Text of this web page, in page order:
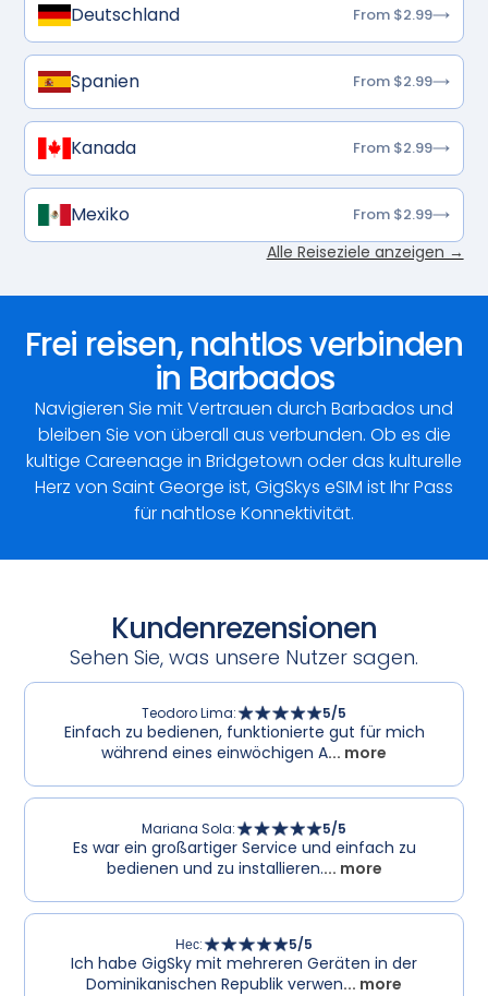
Deutschland From $2.99
Spanien From $2.99
Kanada From $2.99
Mexiko From $2.99
Alle Reiseziele anzeigen →
Frei reisen, nahtlos verbinden
in Barbados
Navigieren Sie mit Vertrauen durch Barbados und
bleiben Sie von überall aus verbunden. Ob es die
kultige Careenage in Bridgetown oder das kulturelle
Herz von Saint George ist, GigSkys eSIM ist Ihr Pass
für nahtlose Konnektivität.
Kundenrezensionen
Sehen Sie, was unsere Nutzer sagen.
Teodoro Lima: 5/5
Einfach zu bedienen, funktionierte gut für mich
während eines einwöchigen A... more
Mariana Sola: 5/5
Es war ein großartiger Service und einfach zu
bedienen und zu installieren.... more
Нес: 5/5
Ich habe GigSky mit mehreren Geräten in der
Dominikanischen Republik verwen... more